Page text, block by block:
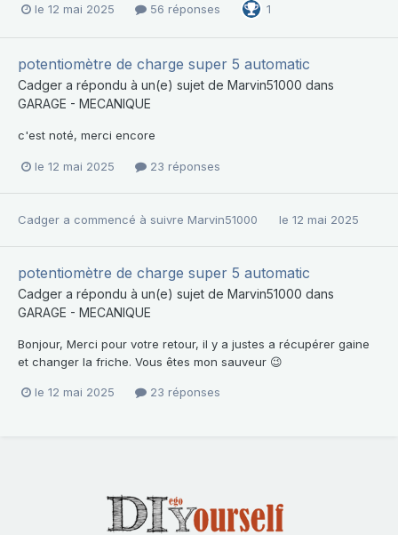
le 12 mai 2025 56 réponses 1
potentiomètre de charge super 5 automatic
Cadger a répondu à un(e) sujet de Marvin51000 dans
GARAGE - MECANIQUE
c'est noté, merci encore
le 12 mai 2025 23 réponses
Cadger a commencé à suivre Marvin51000 le 12 mai 2025
potentiomètre de charge super 5 automatic
Cadger a répondu à un(e) sujet de Marvin51000 dans
GARAGE - MECANIQUE
Bonjour, Merci pour votre retour, il y a justes a récupérer gaine
et changer la friche. Vous êtes mon sauveur 😉
le 12 mai 2025 23 réponses